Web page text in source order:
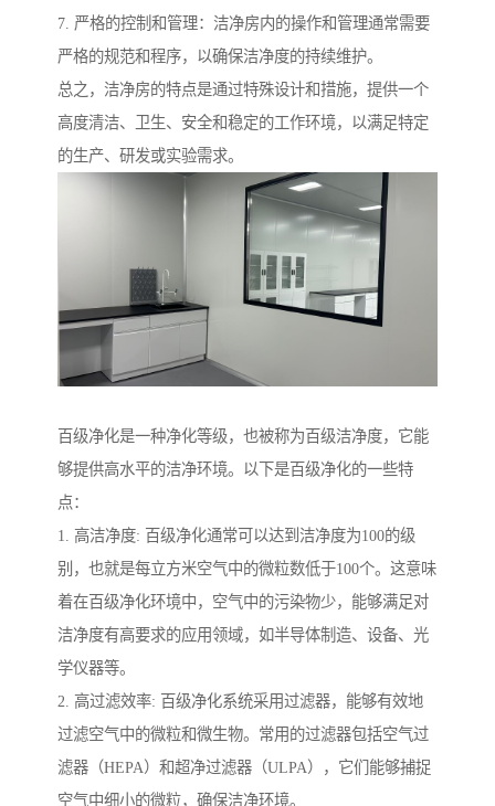
7. 严格的控制和管理：洁净房内的操作和管理通常需要
严格的规范和程序，以确保洁净度的持续维护。
总之，洁净房的特点是通过特殊设计和措施，提供一个
高度清洁、卫生、安全和稳定的工作环境，以满足特定
的生产、研发或实验需求。
百级净化是一种净化等级，也被称为百级洁净度，它能
够提供高水平的洁净环境。以下是百级净化的一些特
点：
1. 高洁净度: 百级净化通常可以达到洁净度为100的级
别，也就是每立方米空气中的微粒数低于100个。这意味
着在百级净化环境中，空气中的污染物少，能够满足对
洁净度有高要求的应用领域，如半导体制造、设备、光
学仪器等。
2. 高过滤效率: 百级净化系统采用过滤器，能够有效地
过滤空气中的微粒和微生物。常用的过滤器包括空气过
滤器（HEPA）和超净过滤器（ULPA），它们能够捕捉
空气中细小的微粒，确保洁净环境。